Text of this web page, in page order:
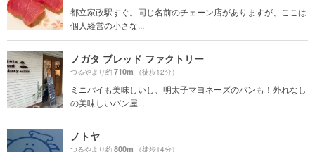
都立家政駅すぐ。同じ名前のチェーン店がありますが、ここは
個人経営の小さな...
ノガタ ブレッド ファクトリー
つるやより約710m （徒歩12分）
ミニパイも美味しいし、明太子マヨネーズのパンも！外れなし
の美味しいパン屋...
ノトヤ
つるやより約800m （徒歩14分）